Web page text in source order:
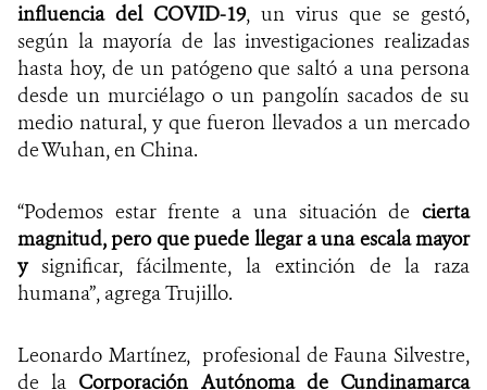
influencia del COVID-19, un virus que se gestó,
según la mayoría de las investigaciones realizadas
hasta hoy, de un patógeno que saltó a una persona
desde un murciélago o un pangolín sacados de su
medio natural, y que fueron llevados a un mercado
de Wuhan, en China.
“Podemos estar frente a una situación de cierta
magnitud, pero que puede llegar a una escala mayor
ysignificar, fácilmente, la extinción de la raza
humana”, agrega Trujillo.
Leonardo Martínez, profesional de Fauna Silvestre,
de la Corporación Autónoma de Cundinamarca